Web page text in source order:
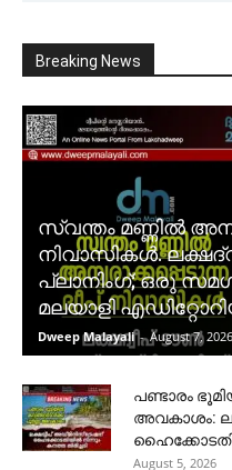
Breaking News
സ്വന്തം മണ്ണിൽ
നിവാസികൾ.
പ്ലാനിംഗ്; ഒരു
മലയാളി
Dweep Malayali - August 7, 2026
പണ്ടാരം
അവകാശം:
August 5, 2026